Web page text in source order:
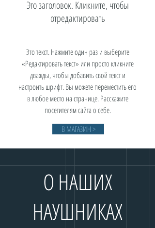
Это заголовок. Кликните, чтобы
отредактировать
Это текст. Нажмите один раз и выберите
«Редактировать текст» или просто кликните
дважды, чтобы добавить свой текст и
настроить шрифт. Вы можете переместить его
в любое место на странице. Расскажите
посетителям сайта о себе.
В МАГАЗИН >
О НАШИХ
НАУШНИКАХ